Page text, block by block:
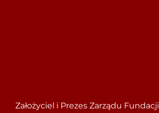
Założyciel i Prezes Zarządu Fundacji